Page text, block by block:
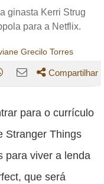
ginasta Kerri Strug
para a Netflix.
Grecilo Torres
publicação
WhatsApp
esta
publicação
Compartilhar
para o currículo
Stranger Things
para viver a lenda
que será